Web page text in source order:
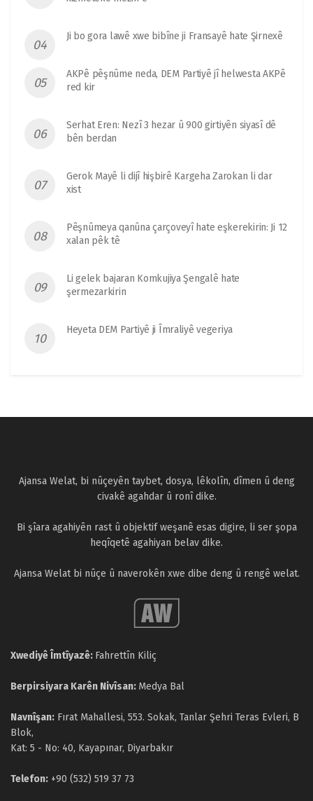
Ji bo gora lawê xwe bibîne ji Fransayê hate Şirnexê
AKPê pêşnûme neda, DEM Partiyê jî helwesta AKPê
red kir
Serhat Eren: Nezî 3 hezar û 900 girtiyên siyasî dê
bên berdan
Gerok Mayê li dijî hişbirê Kargeha Zarokan li dar
xist
Pêşnûmeya qanûna çarçoveyî hate eşkerekirin: Ji 12
xalan pêk tê
Li gelek bajaran Komkujiya Şengalê hate
şermezarkirin
Heyeta DEM Partiyê ji Îmraliyê vegeriya
Ajansa Welat, bi nûçeyên taybet, dosya, lêkolîn, dîmen û deng
civakê agahdar û ronî dike.
Bi şîara agahiyên rast û objektif weşanê esas digire, li ser şopa
heqîqetê agahiyan belav dike.
Ajansa Welat bi nûçe û naverokên xwe dibe deng û rengê welat.
Xwediyê Îmtîyazê: Fahrettîn Kiliç
Berpirsiyara Karên Nivîsan: Medya Bal
Navnîşan: Fırat Mahallesi, 553. Sokak, Tanlar Şehri Teras Evleri, B
Blok,
Kat: 5 - No: 40, Kayapınar, Diyarbakır
Telefon: +90 (532) 519 37 73